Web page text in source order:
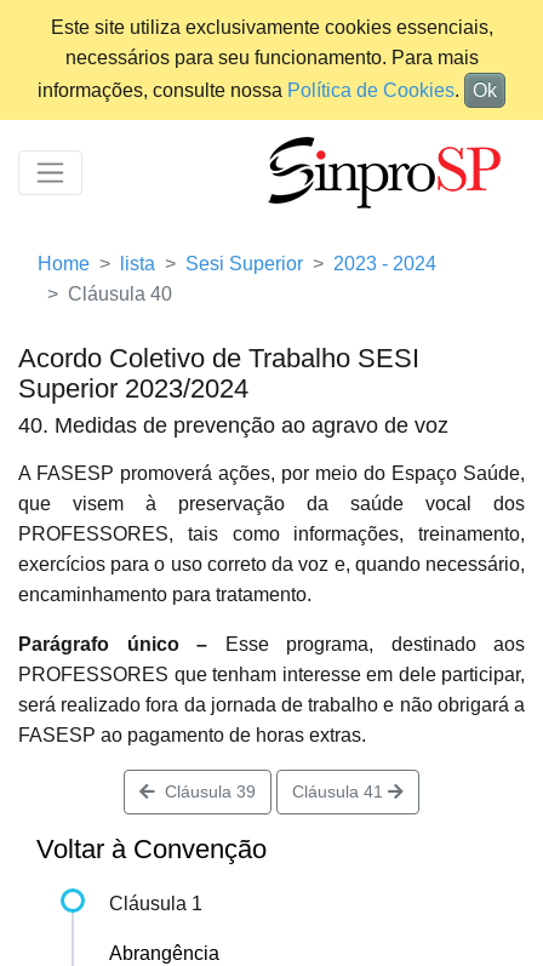
Este site utiliza exclusivamente cookies essenciais,
necessários para seu funcionamento. Para mais
informações, consulte nossa Política de Cookies. Ok
Home lista Sesi Superior
2023 - 2024
Cláusula 40
Acordo Coletivo de Trabalho SESI
Superior 2023/2024
40. Medidas de prevenção ao agravo de voz
A FASESP promoverá ações, por meio do Espaço Saúde,
que visem à preservação da saúde vocal dos
PROFESSORES, tais como informações, treinamento,
exercícios para o uso correto da voz e, quando necessário,
encaminhamento para tratamento.
Parágrafo único –
Esse programa, destinado aos
PROFESSORES que tenham interesse em dele participar,
será realizado fora da jornada de trabalho e não obrigará a
FASESP ao pagamento de horas extras.
Cláusula 39 Cláusula 41
Voltar à Convenção
Cláusula 1
Abrangência